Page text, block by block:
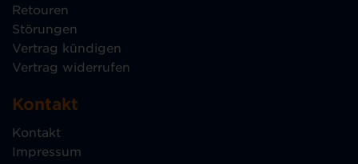
Retouren
Störungen
Vertrag kündigen
Vertrag widerrufen
Kontakt
Kontakt
Impressum